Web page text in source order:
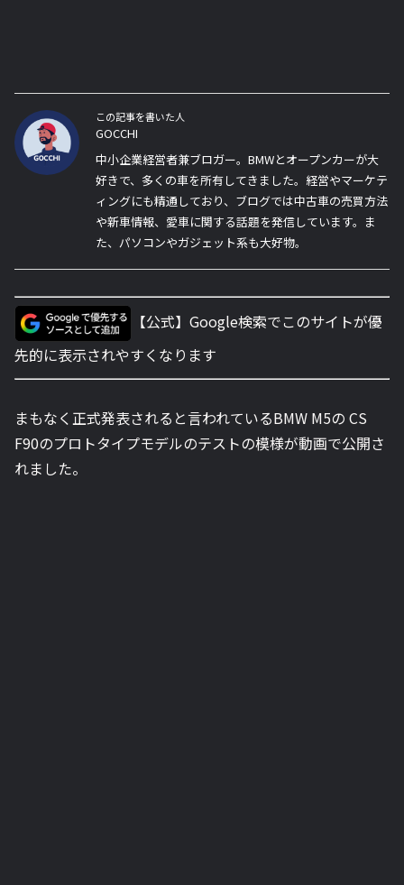
この記事を書いた人
GOCCHI
中小企業経営者兼ブロガー。BMWとオープンカーが大
好きで、多くの車を所有してきました。経営やマーケテ
ィングにも精通しており、ブログでは中古車の売買方法
や新車情報、愛車に関する話題を発信しています。ま
た、パソコンやガジェット系も大好物。
【公式】Google検索でこのサイトが優
先的に表示されやすくなります
まもなく正式発表されると言われているBMW M5の CS
F90のプロトタイプモデルのテストの模様が動画で公開さ
れました。